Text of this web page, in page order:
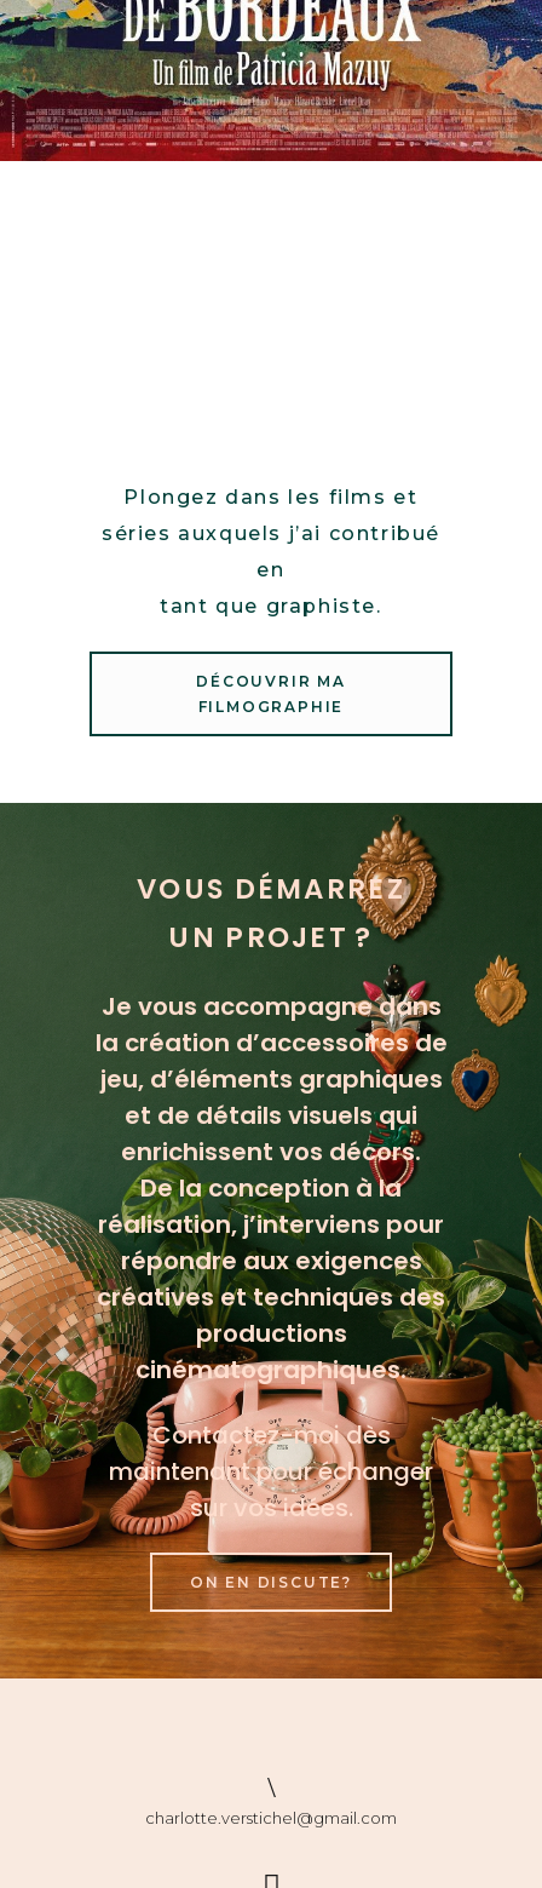
Plongez dans les films et
séries auxquels j’ai contribué
en
tant que graphiste.
DÉCOUVRIR MA
FILMOGRAPHIE
VOUS DÉMARREZ
UN PROJET ?
Je vous accompagne dans
la création d’accessoires de
jeu, d’éléments graphiques
et de détails visuels qui
enrichissent vos décors.
De la conception à la
réalisation, j’interviens pour
répondre aux exigences
créatives et techniques des
productions
cinématographiques.
Contactez-moi dès
maintenant pour échanger
sur vos idées.
ON EN DISCUTE?
charlotte.verstichel@gmail.com